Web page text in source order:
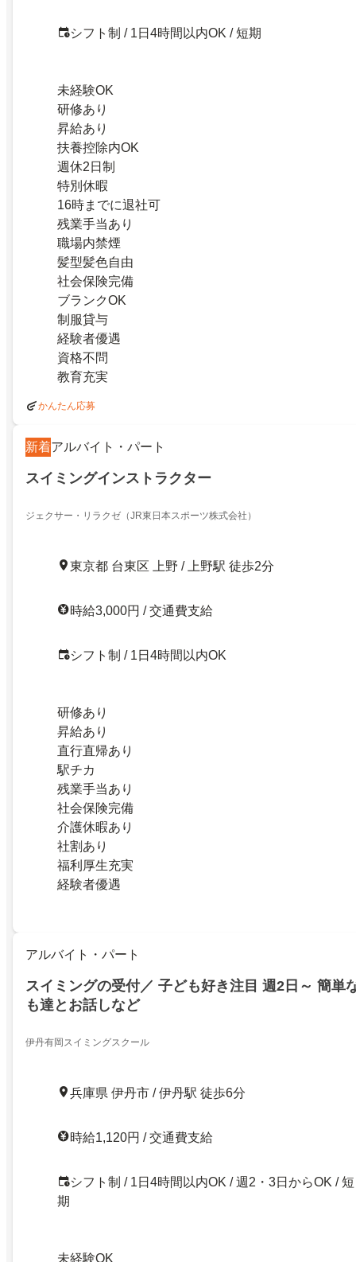
シフト制 / 1日4時間以内OK / 短期
未経験OK
研修あり
昇給あり
扶養控除内OK
週休2日制
特別休暇
16時までに退社可
残業手当あり
職場内禁煙
髪型髪色自由
社会保険完備
ブランクOK
制服貸与
経験者優遇
資格不問
教育充実
かんたん応募
新着アルバイト・パート
スイミングインストラクター
ジェクサー・リラクゼ（JR東日本スポーツ株式会社）
東京都 台東区 上野 / 上野駅 徒歩2分
時給3,000円 / 交通費支給
シフト制 / 1日4時間以内OK
研修あり
昇給あり
直行直帰あり
駅チカ
残業手当あり
社会保険完備
介護休暇あり
社割あり
福利厚生充実
経験者優遇
アルバイト・パート
スイミングの受付／ 子ども好き注目 週2日～ 簡単
も達とお話しなど
伊丹有岡スイミングスクール
兵庫県 伊丹市 / 伊丹駅 徒歩6分
時給1,120円 / 交通費支給
シフト制 / 1日4時間以内OK / 週2・3日からOK / 短
期
未経験OK